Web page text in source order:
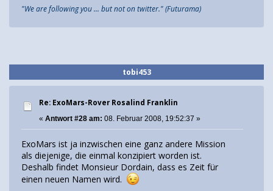
"We are following you ... but not on twitter." (Futurama)
tobi453
Re: ExoMars-Rover Rosalind Franklin
« Antwort #28 am: 08. Februar 2008, 19:52:37 »
ExoMars ist ja inzwischen eine ganz andere Mission
als diejenige, die einmal konzipiert worden ist.
Deshalb findet Monsieur Dordain, dass es Zeit für
einen neuen Namen wird.